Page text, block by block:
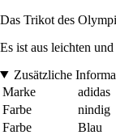
Das Trikot des
Es ist aus leichten
Zusätzliche
Marke
adidas
Farbe
nindig
Farbe
Blau